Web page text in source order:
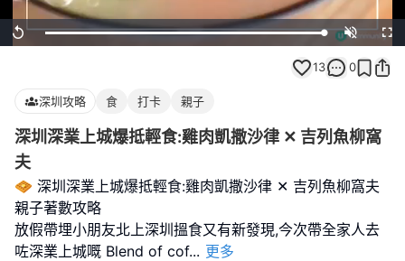
Replay Loaded:
100.00%
Unmute
13 0
深圳攻略 食 打卡 親子
深圳深業上城爆抵輕食:雞肉凱撒沙律 ✕ 吉列魚柳窩
夫
🧇 深圳深業上城爆抵輕食:雞肉凱撒沙律 ✕ 吉列魚柳窩夫
親子著數攻略
放假帶埋小朋友北上深圳搵食又有新發現,今次帶全家人去
咗深業上城嘅 Blend of cof... 更多